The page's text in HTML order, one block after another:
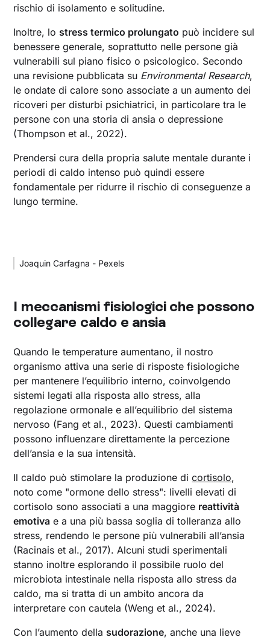
rischio di isolamento e solitudine.
Inoltre, lo stress termico prolungato può incidere sul
benessere generale, soprattutto nelle persone già
vulnerabili sul piano fisico o psicologico. Secondo
una revisione pubblicata su Environmental Research,
le ondate di calore sono associate a un aumento dei
ricoveri per disturbi psichiatrici, in particolare tra le
persone con una storia di ansia o depressione
(Thompson et al., 2022).
Prendersi cura della propria salute mentale durante i
periodi di caldo intenso può quindi essere
fondamentale per ridurre il rischio di conseguenze a
lungo termine.
Joaquin Carfagna - Pexels
I meccanismi fisiologici che possono
collegare caldo e ansia
Quando le temperature aumentano, il nostro
organismo attiva una serie di risposte fisiologiche
per mantenere l’equilibrio interno, coinvolgendo
sistemi legati alla risposta allo stress, alla
regolazione ormonale e all’equilibrio del sistema
nervoso (Fang et al., 2023). Questi cambiamenti
possono influenzare direttamente la percezione
dell’ansia e la sua intensità.
Il caldo può stimolare la produzione dicortisolo,
noto come "ormone dello stress": livelli elevati di
cortisolo sono associati a una maggiore reattività
emotiva e a una più bassa soglia di tolleranza allo
stress, rendendo le persone più vulnerabili all’ansia
(Racinais et al., 2017). Alcuni studi sperimentali
stanno inoltre esplorando il possibile ruolo del
microbiota intestinale nella risposta allo stress da
caldo, ma si tratta di un ambito ancora da
interpretare con cautela (Weng et al., 2024).
Con l’aumento della sudorazione, anche una lieve